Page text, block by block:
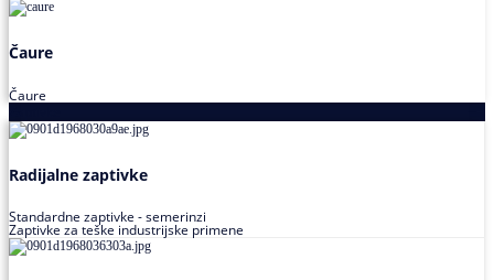
Čaure
Čaure
Radijalne zaptivke
Standardne zaptivke - semerinzi
Zaptivke za teške industrijske primene